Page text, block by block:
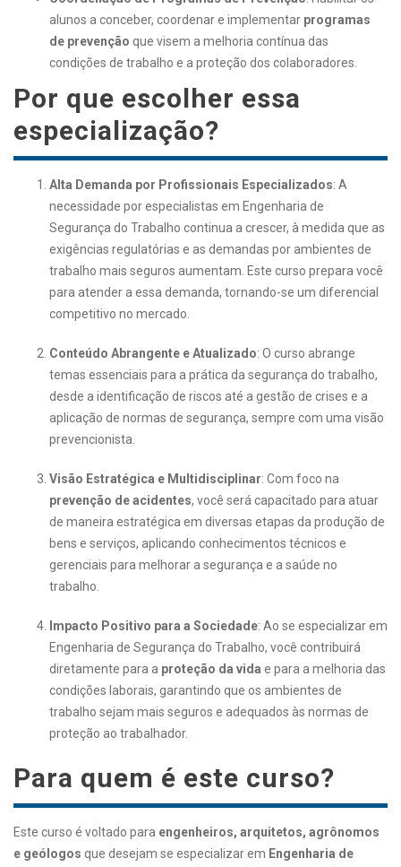
alunos a conceber, coordenar e implementar programas
de prevenção que visem a melhoria contínua das
condições de trabalho e a proteção dos colaboradores.
Por que escolher essa
especialização?
Alta Demanda por Profissionais Especializados: A
necessidade por especialistas em Engenharia de
Segurança do Trabalho continua a crescer, à medida que as
exigências regulatórias e as demandas por ambientes de
trabalho mais seguros aumentam. Este curso prepara você
para atender a essa demanda, tornando-se um diferencial
competitivo no mercado.
Conteúdo Abrangente e Atualizado: O curso abrange
temas essenciais para a prática da segurança do trabalho,
desde a identificação de riscos até a gestão de crises e a
aplicação de normas de segurança, sempre com uma visão
prevencionista.
Visão Estratégica e Multidisciplinar: Com foco na
prevenção de acidentes, você será capacitado para atuar
de maneira estratégica em diversas etapas da produção de
bens e serviços, aplicando conhecimentos técnicos e
gerenciais para melhorar a segurança e a saúde no
trabalho.
Impacto Positivo para a Sociedade: Ao se especializar em
Engenharia de Segurança do Trabalho, você contribuirá
diretamente para a proteção da vida e para a melhoria das
condições laborais, garantindo que os ambientes de
trabalho sejam mais seguros e adequados às normas de
proteção ao trabalhador.
Para quem é este curso?
Este curso é voltado para engenheiros, arquitetos, agrônomos
e geólogos que desejam se especializar em Engenharia de